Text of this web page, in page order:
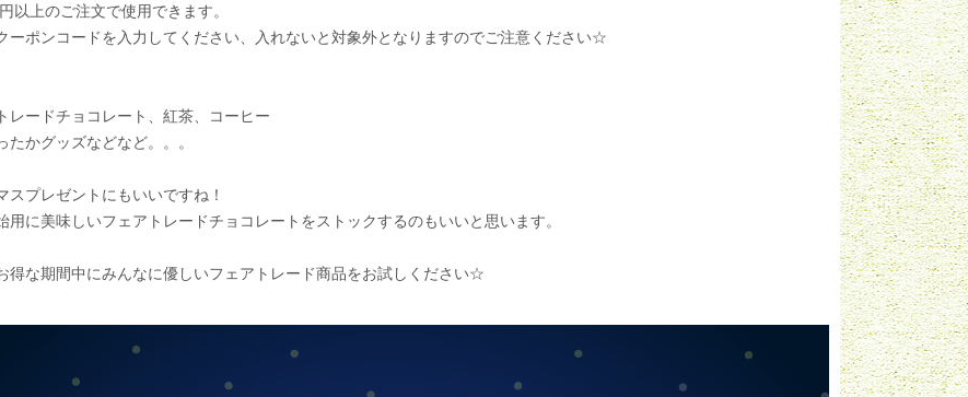
以上のご注文で使用できます。
ーポンコードを入力してください、入れないと対象外となりますのでご注意ください☆
レードチョコレート、紅茶、コーヒー
たかグッズなどなど。。。
スプレゼントにもいいですね！
用に美味しいフェアトレードチョコレートをストックするのもいいと思います。
得な期間中にみんなに優しいフェアトレード商品をお試しください☆